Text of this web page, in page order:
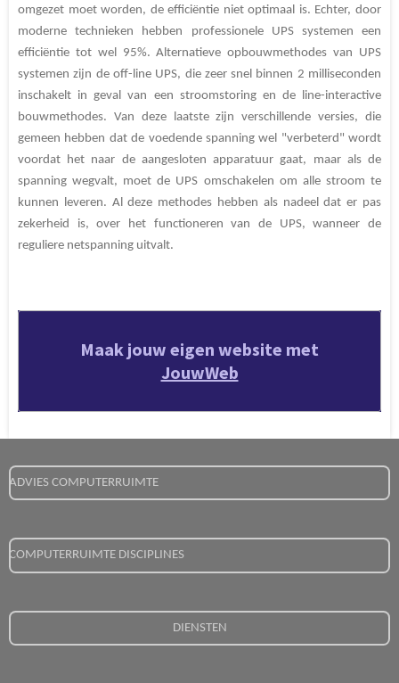
omgezet moet worden, de efficiëntie niet optimaal is. Echter, door
moderne technieken hebben professionele UPS systemen een
efficiëntie tot wel 95%. Alternatieve opbouwmethodes van UPS
systemen zijn de off-line UPS, die zeer snel binnen 2 milliseconden
inschakelt in geval van een stroomstoring en de line-interactive
bouwmethodes. Van deze laatste zijn verschillende versies, die
gemeen hebben dat de voedende spanning wel "verbeterd" wordt
voordat het naar de aangesloten apparatuur gaat, maar als de
spanning wegvalt, moet de UPS omschakelen om alle stroom te
kunnen leveren. Al deze methodes hebben als nadeel dat er pas
zekerheid is, over het functioneren van de UPS, wanneer de
reguliere netspanning uitvalt.
Maak jouw eigen website met
JouwWeb
ADVIES COMPUTERRUIMTE
COMPUTERRUIMTE DISCIPLINES
DIENSTEN